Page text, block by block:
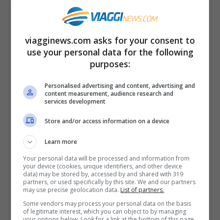
piccola Petra), ma spingetevi, cercando in
voi un pò di sano spirito avventuriero,
all’Indiana Jones per capirci (che da
queste parti era di casa ai tempi
dell’Ultima Crociata), verso le High Places,
delle zone impervie visitabili a dorso
d’asino o attraverso un numero
imprecisato di gradini. Oppure con la jeep
o con i cammelli inoltratevi nel Deserto
Rosso, versoWadi Rum. E se avete voglia
e tempo vivete l’affascinante esperienza di
una notte nel deserto: sono molte le
viagginews.com asks for your consent to
use your personal data for the following
purposes:
Personalised advertising and content, advertising and
content measurement, audience research and
services development
Store and/or access information on a device
Learn more
Your personal data will be processed and information from
your device (cookies, unique identifiers, and other device
data) may be stored by, accessed by and shared with 319
partners, or used specifically by this site. We and our partners
may use precise geolocation data. List of partners.
Some vendors may process your personal data on the basis
of legitimate interest, which you can object to by managing